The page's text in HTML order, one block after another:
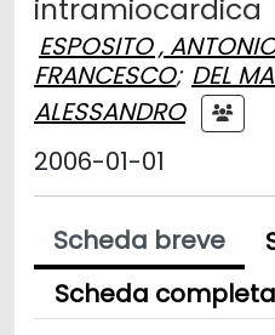
intramiocardica
ESPOSITO ,
FRANCESCO; DEL
ALESSANDRO
2006-01-01
Scheda breve
Scheda